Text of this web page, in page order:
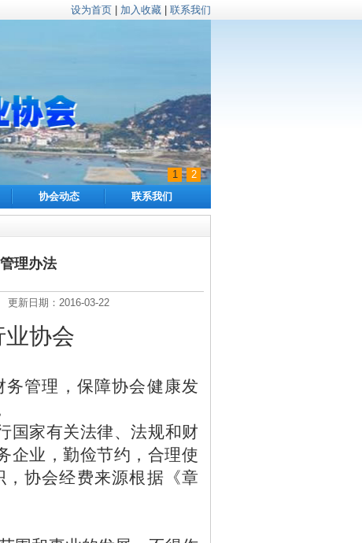
设为首页 加入收藏 联系我们
1
2
协会动态 联系我们
理办法
新日期：2016-03-22
协会
管理，保障协会健康发
国家有关法律、法规和财
企业，勤俭节约，合理使
协会经费来源根据《章